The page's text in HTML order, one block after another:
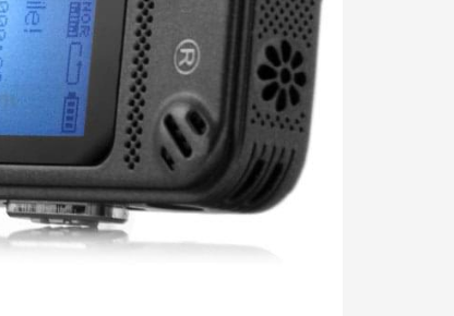
kính hiển vi điện tử
04/04/2019
Kính hiển vi điện tử 500x giá: 800k Chi tiết
Sản phẩm: Kính hiển vi điện tử 500x Kính
hiển vi điện tử là một loại kính hiển vi điện tử
được kết nối với máy tính thông qua cổng
USB để phóng...[Xem thêm]